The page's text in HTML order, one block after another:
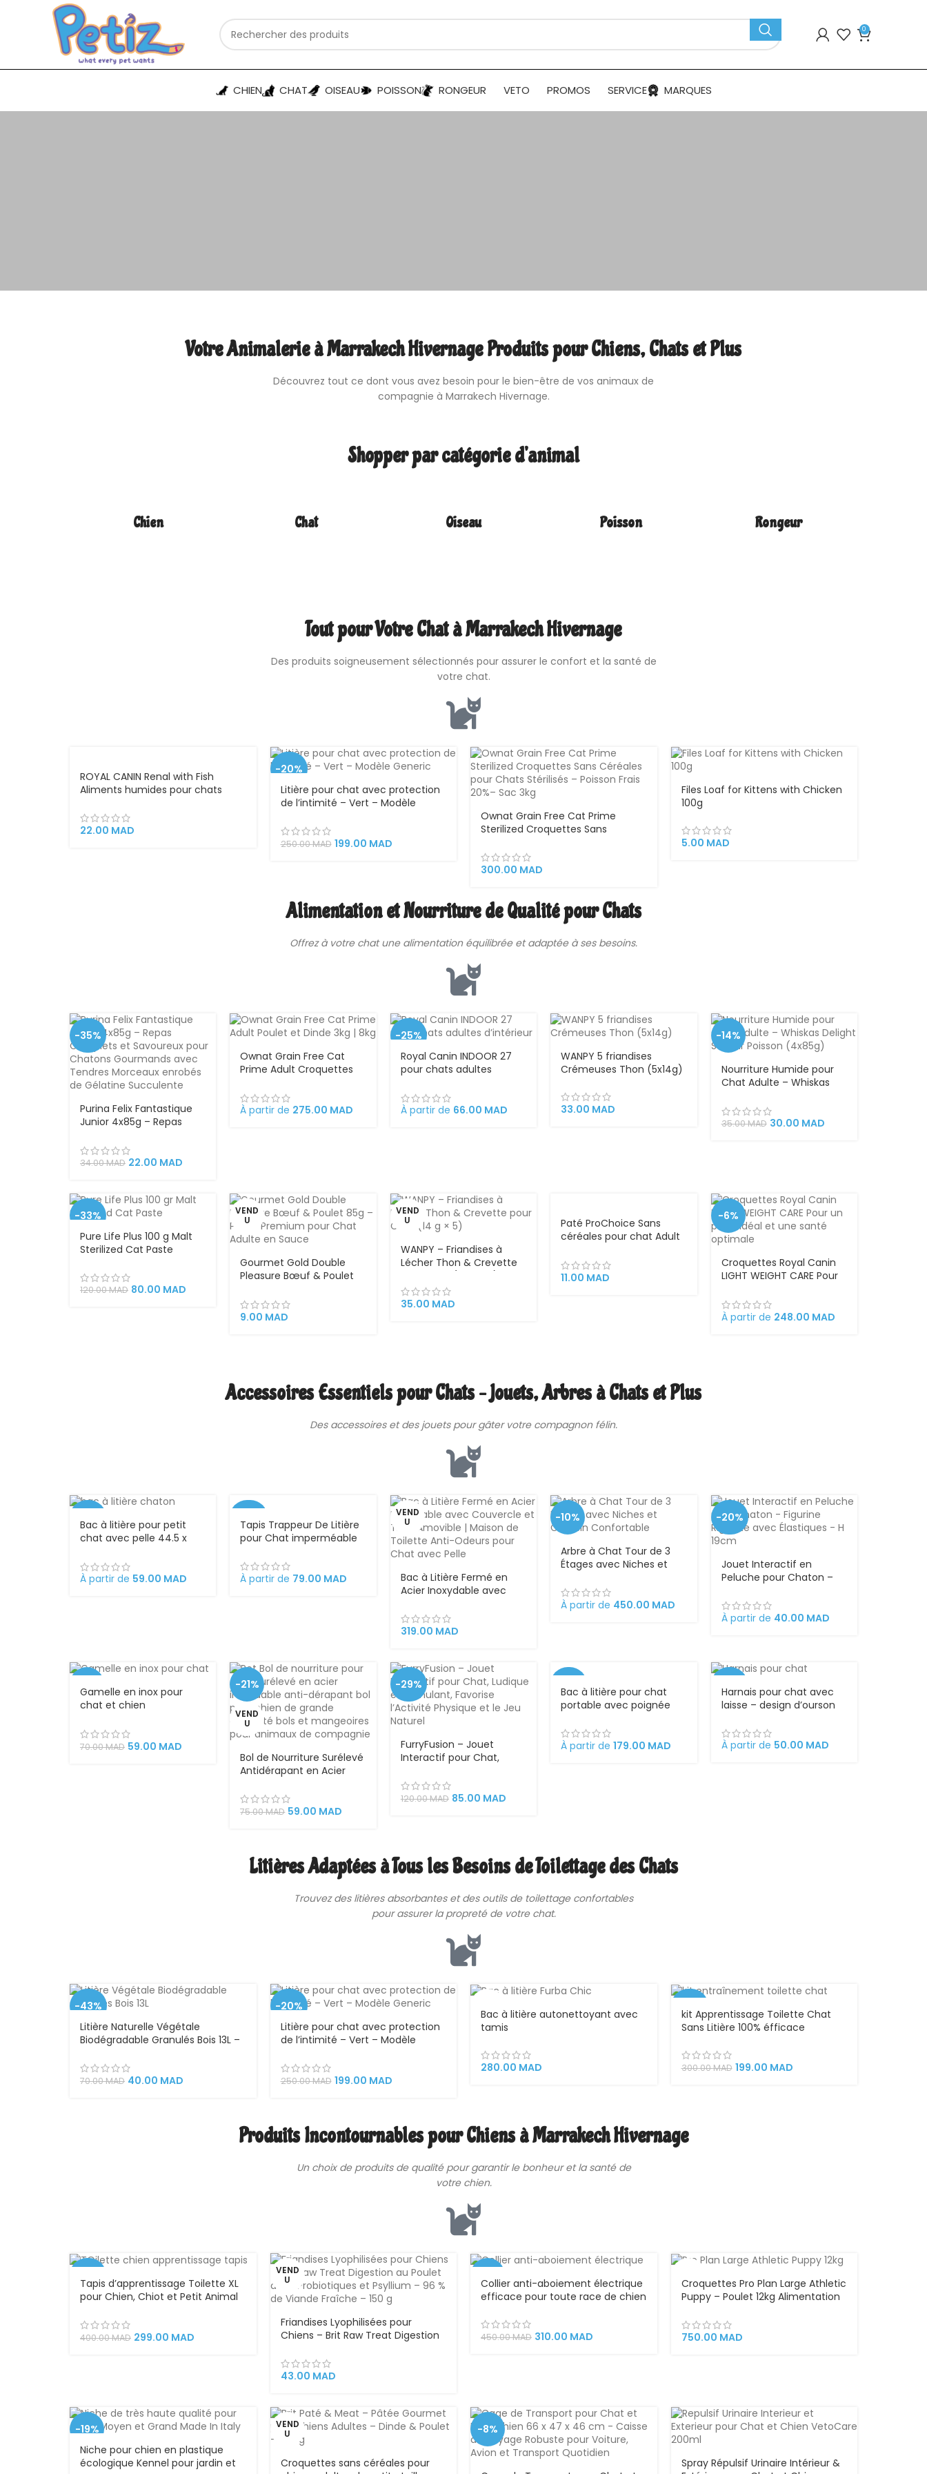
0
CHIEN CHAT OISEAU POISSON RONGEUR VETO PROMOS SERVICE MARQUES
Votre Animalerie à Marrakech Hivernage Produits pour Chiens, Chats et Plus
Découvrez tout ce dont vous avez besoin pour le bien-être de vos animaux de
compagnie à Marrakech Hivernage.
Shopper par catégorie d’animal
Chien Chat Oiseau Poisson Rongeur
Tout pour Votre Chat à Marrakech Hivernage
Des produits soigneusement sélectionnés pour assurer le confort et la santé de
votre chat.
ROYAL CANIN Renal with Fish
Aliments humides pour chats
chronique 85 g
22.00 MAD
-20%
VEND
U
Litière pour chat avec protection
de l’intimité – Vert – Modèle
250.00MAD 199.00 MAD
Ownat Grain Free Cat Prime
Sterilized Croquettes Sans
Poisson Frais 20%– Sac 3kg
300.00 MAD
Files Loaf for Kittens with Chicken
100g
5.00 MAD
Alimentation et Nourriture de Qualité pour Chats
Offrez à votre chat une alimentationéquilibrée et adaptée à ses besoins.
-35%
Purina Felix Fantastique
Junior 4x85g – Repas
pour Chatons
Gourmands avec
Succulente
34.00MAD 22.00 MAD
Ownat Grain Free Cat
Prime Adult Croquettes
Adultes – Poulet & Dinde
Fraîche 50%
À partir de 275.00 MAD
-25%
Royal Canin INDOOR 27
pour chats adultes
À partir de 66.00 MAD
WANPY 5 friandises
Crémeuses Thon (5x14g)
33.00 MAD
-14%
VEND
U
Nourriture Humide pour
Chat Adulte – Whiskas
(4x85g)
35.00MAD 30.00 MAD
-33%
VEND
U
Pure Life Plus 100 g Malt
Sterilized Cat Paste
120.00MAD 80.00 MAD
VEND
U
Gourmet Gold Double
Pleasure Bœuf & Poulet
pour Chat Adulte en
Sauce
9.00 MAD
VEND
U
WANPY – Friandises à
Lécher Thon & Crevette
35.00 MAD
Paté ProChoice Sans
céréales pour chat Adult
11.00 MAD
-6%
Croquettes Royal Canin
LIGHT WEIGHT CARE Pour
santé optimale
À partir de 248.00 MAD
Accessoires Essentiels pour Chats – Jouets, Arbres à Chats et Plus
Des accessoireset des jouets pour gâter votre compagnon félin.
Bac à litière pour petit
chat avec pelle 44.5 x
À partir de 59.00 MAD
Tapis Trappeur De Litière
pour Chat imperméable
À partir de 79.00 MAD
VEND
U
Bac à Litière Fermé en
Acier Inoxydable avec
Amovible | Maison de
Toilette Anti-Odeurs pour
319.00 MAD
-10%
Arbre à Chat Tour de 3
Étages avec Niches et
À partir de 450.00 MAD
-20%
Jouet Interactif en
Peluche pour Chaton –
Élastiques – H 19cm
À partir de 40.00 MAD
Gamelle en inox pour
chat et chien
acier inoxydable animaux
70.00MAD 59.00 MAD
-21%
VEND
U
Bol de Nourriture Surélevé
Antidérapant en Acier
Chien – Grande Capacité,
Facile à Nettoyer, Confort
75.00MAD 59.00 MAD
-29%
FurryFusion – Jouet
Interactif pour Chat,
Favorise l’Activité
Physique et le Jeu Naturel
120.00MAD 85.00 MAD
VEND
Bac à litière pour chat
portable avec poignée
détachable
À partir de179.00 MAD
Harnais pour chat avec
laisse – design d’ourson
À partir de 50.00 MAD
Litières Adaptées à Tous les Besoins de Toilettage des Chats
Trouvez des litièresabsorbantes et des outils de toilettage confortables
pour assurer la propreté de votre chat.
-43%
Litière Naturelle Végétale
Biodégradable Granulés Bois 13L –
absorbante et écologique
70.00MAD 40.00 MAD
-20%
VEND
U
Litière pour chat avec protection
de l’intimité – Vert – Modèle
250.00MAD 199.00 MAD
U
Bac à litière autonettoyant avec
tamis
280.00 MAD
kit Apprentissage Toilette Chat
Sans Litière 100% éfficace
300.00MAD 199.00 MAD
Produits Incontournables pour Chiens à Marrakech Hivernage
Un choix de produits de qualité pour garantir le bonheur et la santé de
votre chien.
VEND
Tapis d’apprentissage Toilette XL
pour Chien, Chiot et Petit Animal
Artificiel – Hygiénique, Réutilisable
et Facile à Nettoyer
400.00MAD 299.00 MAD
VEND
U
Friandises Lyophilisées pour
Chiens – Brit Raw Treat Digestion
Psyllium – 96 % de Viande Fraîche
– 150 g
43.00 MAD
Collier anti-aboiement électrique
efficace pour toute race de chien
450.00MAD 310.00 MAD
U
Croquettes Pro Plan Large Athletic
Puppy – Poulet 12kg Alimentation
morphotype athlétique
750.00 MAD
-19%
Niche pour chien en plastique
écologique Kennel pour jardin et
VEND
U
Croquettes sans céréales pour
-8%
Spray Répulsif Urinaire Intérieur &